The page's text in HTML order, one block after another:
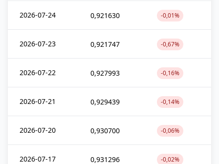
2026-07-24 0,921630 -0,01%
2026-07-23 0,921747 -0,67%
2026-07-22 0,927993 -0,16%
2026-07-21 0,929439 -0,14%
2026-07-20 0,930700 -0,06%
2026-07-17 0,931296 -0,02%